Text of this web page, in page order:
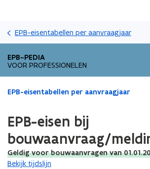
en
naar
EPB-eisentabellen per aanvraagjaar
EPB-PEDIA
VOOR PROFESSIONELEN
Gedaan
bevindt
zich
op:
EPB-
EPB-eisentabellen per aanvraagjaar
EPB-eisen bij
bouwaanvraag/
Geldig voor bouwaanvragen van
Bekijk tijdslijn